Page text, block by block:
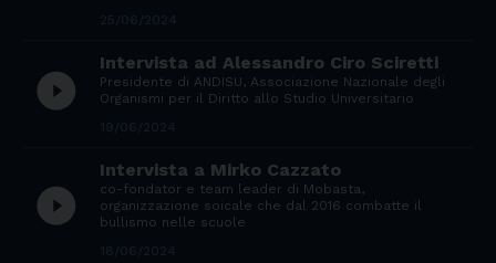
play_circle_filled
Intervista ad Alessandro Ciro Sciretti
Presidente di ANDISU, Associazione Nazionale degli
Organismi per il Diritto allo Studio Universitario
play_circle_filled
Intervista a Mirko Cazzato
co-fondator e team leader di Mobasta,
organizzazione soicale che dal 2016 combatte il
bullismo nelle scuole